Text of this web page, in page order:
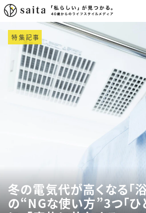
特集記事
冬の電気代が高くなる「
の“NGな使い方”3つ「